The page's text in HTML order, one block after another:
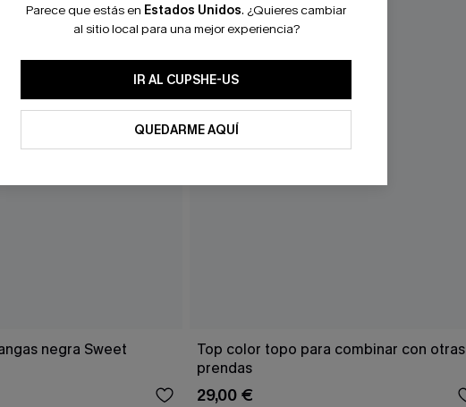
negra Sweet
Top color topo para combinar con otras
prendas
29,00 €
Parece que estás en Estados Unidos. ¿Quieres cambiar
al sitio local para una mejor experiencia?
IR AL CUPSHE-US
QUEDARME AQUÍ